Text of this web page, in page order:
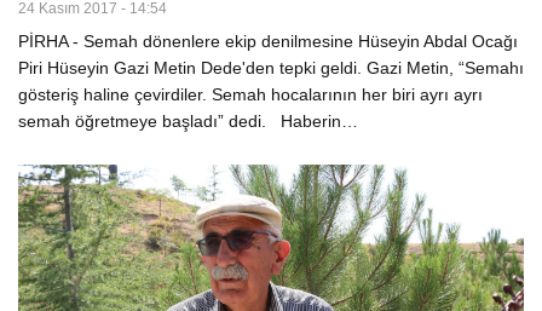
24 Kasım 2017 - 14:54
PİRHA - Semah dönenlere ekip denilmesine Hüseyin Abdal Ocağı
Piri Hüseyin Gazi Metin Dede'den tepki geldi. Gazi Metin, “Semahı
gösteriş haline çevirdiler. Semah hocalarının her biri ayrı ayrı
semah öğretmeye başladı” dedi. Haberin…